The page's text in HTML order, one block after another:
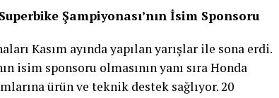
Şampiyonası’nın İsim Sponsoru
Kasım ayında yapılan yarışlar ile sona erdi.
isim sponsoru olmasının yanı sıra Honda
ürün ve teknik destek sağlıyor. 20